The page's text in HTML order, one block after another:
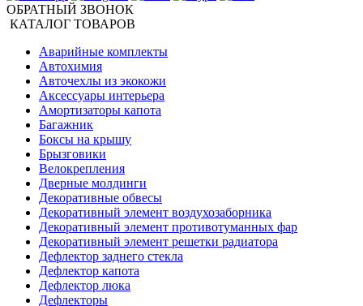
ОБРАТНЫЙ ЗВОНОК
КАТАЛОГ ТОВАРОВ
Аварийные комплекты
Автохимия
Авточехлы из экокожи
Аксессуары интерьера
Амортизаторы капота
Багажник
Боксы на крышу
Брызговики
Велокрепления
Дверные молдинги
Декоративные обвесы
Декоративный элемент воздухозаборника
Декоративный элемент противотуманных фар
Декоративный элемент решетки радиатора
Дефлектор заднего стекла
Дефлектор капота
Дефлектор люка
Дефлекторы